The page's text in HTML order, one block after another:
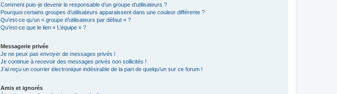
Comment puis-je devenir le responsable d’un groupe d’utilisateurs ?
Pourquoi certains groupes d’utilisateurs apparaissent dans une couleur différente ?
Qu’est-ce qu’un « groupe d’utilisateurs par défaut » ?
Qu’est-ce que le lien « L’équipe » ?
Messagerie privée
Je ne peux pas envoyer de messages privés !
Je continue à recevoir des messages privés non sollicités !
J’ai reçu un courrier électronique indésirable de la part de quelqu’un sur ce forum !
Amis et ignorés